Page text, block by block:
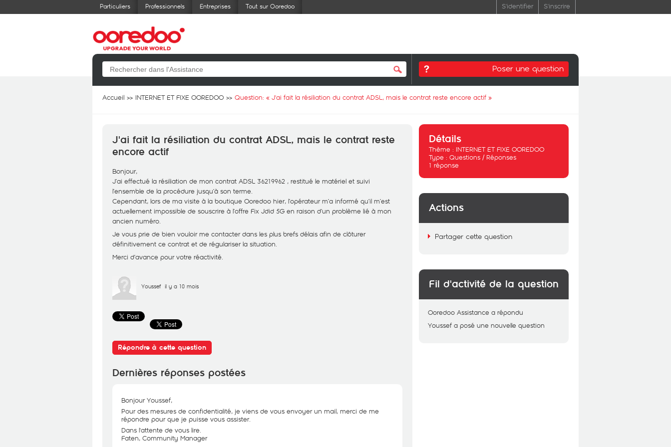
Particuliers Professionnels Entreprises Tout sur Ooredoo S'identifier S'inscrire
Poser une question
Accueil INTERNET ET FIXE OOREDOO Question: « J'ai fait la résiliation du contrat ADSL, mais le contrat reste encore actif »
J'ai fait la résiliation du contrat ADSL, mais le contrat reste
encore actif
Bonjour,
J’ai effectué la résiliation de mon contrat ADSL 36219962 , restitué le matériel et suivi
l’ensemble de la procédure jusqu’à son terme.
Cependant, lors de ma visite à la boutique Ooredoo hier, l’opérateur m’a informé qu’il m’est
actuellement impossible de souscrire à l’offre Fix Jdid 5G en raison d’un problème lié à mon
ancien numéro.
Je vous prie de bien vouloir me contacter dans les plus brefs délais afin de clôturer
définitivement ce contrat et de régulariser la situation.
Merci d’avance pour votre réactivité.
Youssef il y a 10 mois
Répondre à cette question
Dernières réponses postées
Bonjour Youssef,
Pour des mesures de confidentialité, je viens de vous envoyer un mail, merci de me
répondre pour que je puisse vous assister.
Dans l'attente de vous lire.
Faten, Community Manager
Détails
Thème : INTERNET ET FIXE OOREDOO
Type : Questions / Réponses
1 réponse
Actions
Partager cette question
Fil d'activité de la question
Ooredoo Assistance a répondu
Youssef a posé une nouvelle question